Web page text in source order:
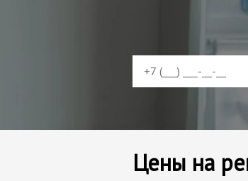
Цены на